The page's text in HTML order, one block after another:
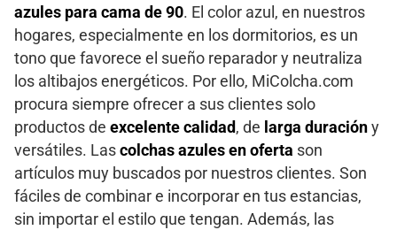
azules para cama de 90. El color azul, en nuestros
hogares, especialmente en los dormitorios, es un
tono que favorece el sueño reparador y neutraliza
los altibajos energéticos. Por ello, MiColcha.com
procura siempre ofrecer a sus clientes solo
productos de excelente calidad , de larga duración y
versátiles. Las colchas azules en oferta son
artículos muy buscados por nuestros clientes. Son
fáciles de combinar e incorporar en tus estancias,
sin importar el estilo que tengan. Además, las